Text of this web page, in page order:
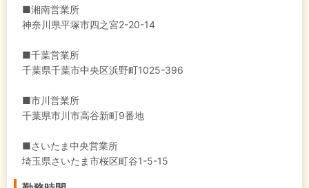
■湘南営業所
神奈川県平塚市四之宮2-20-14
■千葉営業所
千葉県千葉市中央区浜野町1025-396
■市川営業所
千葉県市川市高谷新町9番地
■さいたま中央営業所
埼玉県さいたま市桜区町谷1-5-15